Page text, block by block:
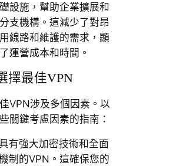
設施，幫助企業擴展和
支機構。這減少了對昂
線路和維護的需求，顯
運營成本和時間。
擇最佳VPN
VPN涉及多個因素。以
關鍵考慮因素的指南：
有強大加密技術和全面
制的VPN。這確保您的